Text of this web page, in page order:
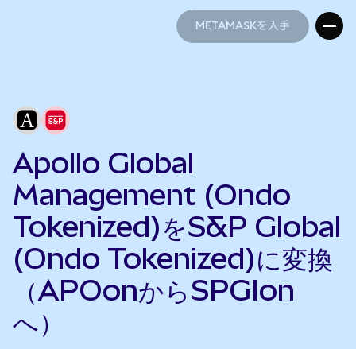
METAMASKを入手
Apollo Global
Management (Ondo
Tokenized)をS&P Global
(Ondo Tokenized)に変換
（APOonからSPGIon
へ）